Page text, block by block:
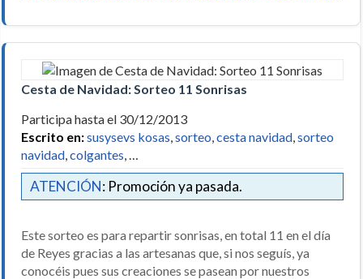
Cesta de Navidad: Sorteo 11 Sonrisas
Participa hasta el 30/12/2013
Escrito en:susysevs kosas,sorteo,cesta navidad,sorteo
navidad,colgantes, …
ATENCIÓN: Promoción ya pasada.
Este sorteo es para repartir sonrisas, en total 11 en el día
de Reyes gracias a las artesanas que, si nos seguís, ya
conocéis pues sus creaciones se pasean por nuestros